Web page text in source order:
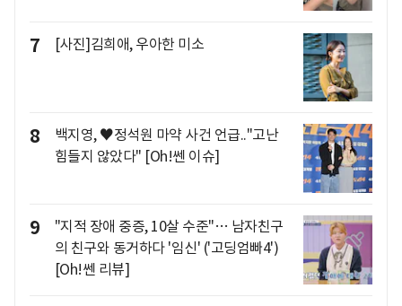
7 [사진]김희애, 우아한 미소
8
백지영, ♥정석원 마약 사건 언급.."고난
힘들지 않았다" [Oh!쎈 이슈]
9
"지적 장애 중증, 10살 수준"… 남자친구
의 친구와 동거하다 '임신' ('고딩엄빠4')
[Oh!쎈 리뷰]